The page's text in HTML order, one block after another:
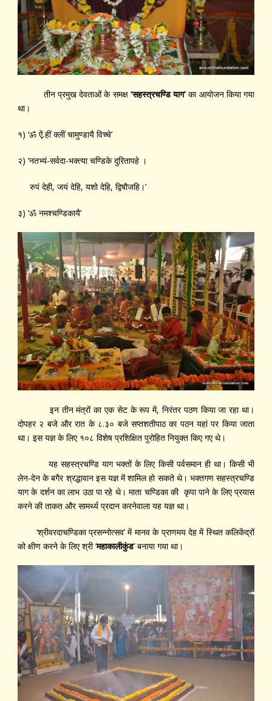
तीन प्रमुख देवताओं के समक्ष ‘सहस्त्रचण्डि याग’का आयोजन किया गया
था।
१) ‘ॐ ऐं र्‍हीं क्लीं चामुण्डायै विच्चे’
२) ‘नतभ्यं-सर्वदा-भक्त्या चण्डिके दुरितापहे ।
रुपं देही, जयं देहि, यशो देहि, द्विषौजहि।’
३) ‘ॐ नमश्चण्डिकायै’
इन तीन मंत्रों का एक सेट के रूप में, निरंतर पठण किया जा रहा था।
दोपहर २ बजे और रात के ८.३० बजे सप्तशतीपाठ का पठन यहां पर किया जाता
था। इस यज्ञ के लिए १०८ विशेष प्रशिक्षित पुरोहित नियुक्त किए गए थे।
यह सहस्त्रचण्डि याग भक्तों के लिए किसी पर्वसमान ही था। किसी भी
लेन-देन के बगैर श्रद्धावान इस यज्ञ में शामिल हो सकते थे। भक्तगण सहस्त्रचण्डि
याग के दर्शन का लाभ उठा पा रहे थे। माता चण्डिका की कृपा पाने के लिए प्रयास
करने की ताकत और सामर्थ्य प्रदान करनेवाला यह यज्ञ था।
‘श्रीवरदाचण्डिका प्रसन्नोत्सव’ में मानव के प्राणमय देह में स्थित कलिकेंद्रों
को क्षीण करने के लिए श्री ‘महाकालीकुंड’ बनाया गया था।